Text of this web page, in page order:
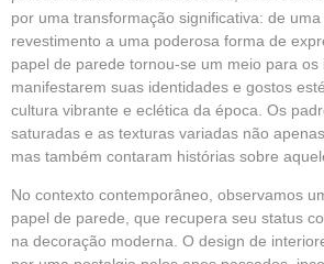
por uma transformação significativa: de
revestimento a uma poderosa forma de
papel de parede tornou-se um meio para os
manifestarem suas identidades e gostos
cultura vibrante e eclética da época. Os
saturadas e as texturas variadas não
mas também contaram histórias sobre
No contexto contemporâneo, observamos
papel de parede, que recupera seu status
na decoração moderna. O design de